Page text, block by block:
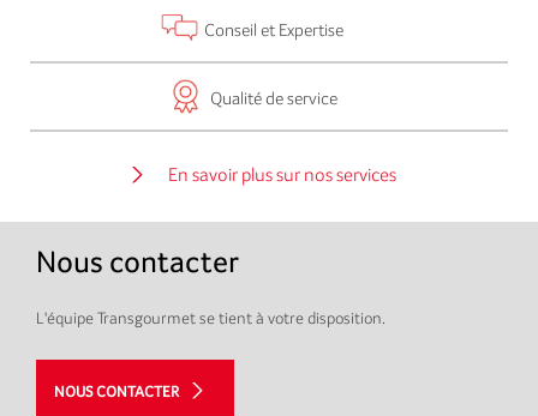
Conseil et Expertise
Qualité de service
En savoir plus sur nos services
Nous contacter
L'équipe Transgourmet se tient à votre disposition.
NOUS CONTACTER